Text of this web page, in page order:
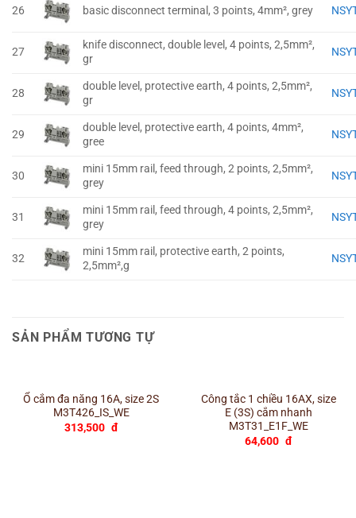
26 basic disconnect terminal, 3 points, 4mm², grey
27
knife disconnect, double level, 4 points, 2,5mm²,
gr
28
double level, protective earth, 4 points, 2,5mm²,
gr
29
double level, protective earth, 4 points, 4mm²,
gree
30
mini 15mm rail, feed through, 2 points, 2,5mm²,
grey
31
mini 15mm rail, feed through, 4 points, 2,5mm²,
grey
32
mini 15mm rail, protective earth, 2 points,
2,5mm²,g
SẢN PHẨM TƯƠNG TỰ
Ổ cắm đa năng 16A, size 2S
M3T426_IS_WE
313,500 đ
Công tắc 1 chiều 16AX, size
E (3S) cắm nhanh
M3T31_E1F_WE
64,600 đ